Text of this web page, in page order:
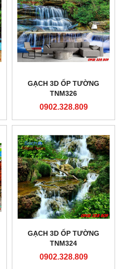
GẠCH 3D ỐP TƯỜNG
TNM326
0902.328.809
GẠCH 3D ỐP TƯỜNG
TNM324
0902.328.809